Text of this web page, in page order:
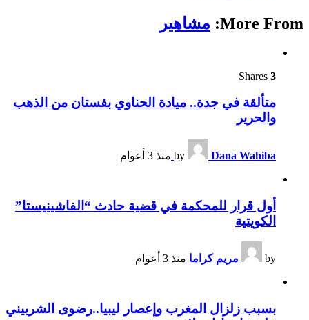
More From: مشاهير
3
متألقة في جدة.. ميادة الحناوي بفستان من الذهب
والحرير
by Dana Wahiba منذ 3 أعوام
أول قرار للمحكمة في قضية حادث “الفاشينيستا”
الكويتية
by مريم كراما منذ 3 أعوام
بسبب زلزال المغرب وإعصار ليبيا..رضوى الشربيني